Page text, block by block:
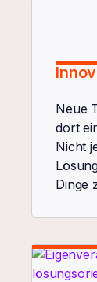
Neue
dort
Nicht
Dinge